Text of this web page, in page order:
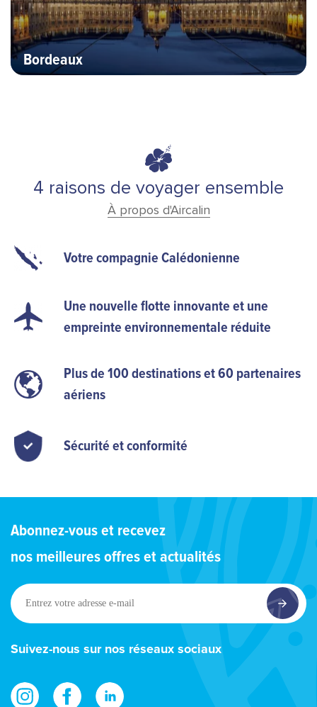
Bordeaux
4 raisons de voyager ensemble
À propos d'Aircalin
Votre compagnie Calédonienne
Une nouvelle flotte innovante et une
empreinte environnementale réduite
Plus de 100 destinations et 60 partenaires
aériens
Sécurité et conformité
Abonnez-vous et recevez
nos meilleures offres et actualités
Entrez
votre
adresse
e-
Suivez-nous sur nos réseaux sociaux